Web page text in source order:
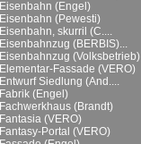
Eisenbahn (Engel)
Eisenbahn (Pewesti)
Eisenbahn, skurril (C....
Eisenbahnzug (BERBIS)...
Eisenbahnzug (Volksbetrieb)
Elementar-Fassade (VERO)
Entwurf Siedlung (And....
Fabrik (Engel)
Fachwerkhaus (Brandt)
Fantasia (VERO)
Fantasy-Portal (VERO)